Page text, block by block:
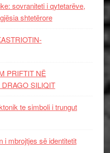
sovraniteti i qytetarëve,
shtetërore
PRIFTIT NË
SILIQIT
te simboli i trungut
i mbrojtjes së identitetit